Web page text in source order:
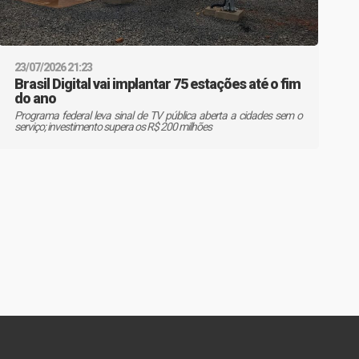
23/07/2026 21:23
Brasil Digital vai implantar 75 estações até o fim
do ano
Programa federal leva sinal de TV pública aberta a cidades sem o
serviço; investimento supera os R$ 200 milhões